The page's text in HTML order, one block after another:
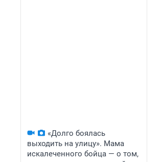
«Долго боялась
выходить на улицу». Мама
искалеченного бойца — о том,